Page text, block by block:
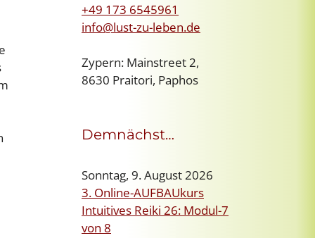
+49 173 6545961
info@lust-zu-leben.de
Zypern: Mainstreet 2,
8630 Praitori, Paphos
Demnächst…
Sonntag, 9. August 2026
3. Online-AUFBAUkurs
Intuitives Reiki 26: Modul-7
von 8